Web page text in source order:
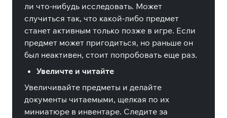
ли что-нибудь исследовать. Может
случиться так, что какой-либо предмет
станет активным только позже в игре. Если
предмет может пригодиться, но раньше он
был неактивен, стоит попробовать еще раз.
Увеличте и читайте
Увеличивайте предметы и делайте
документы читаемыми, щелкая по их
миниатюре в инвентаре. Следите за